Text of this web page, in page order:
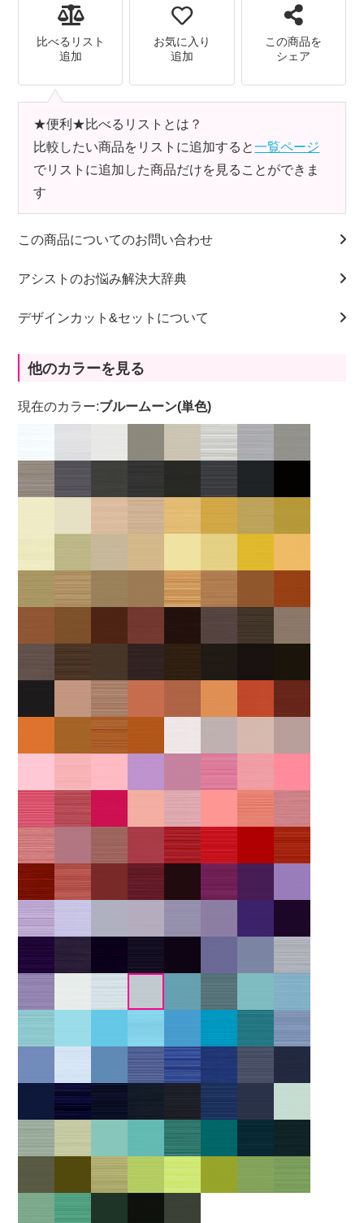
比べるリスト
追加
お気に入り
追加
この商品を
シェア
★便利★比べるリストとは？
比較したい商品をリストに追加すると一覧ページ
でリストに追加した商品だけを見ることができま
す
この商品についてのお問い合わせ
アシストのお悩み解決大辞典
デザインカット&セットについて
他のカラーを見る
現在のカラー:ブルームーン(単色)